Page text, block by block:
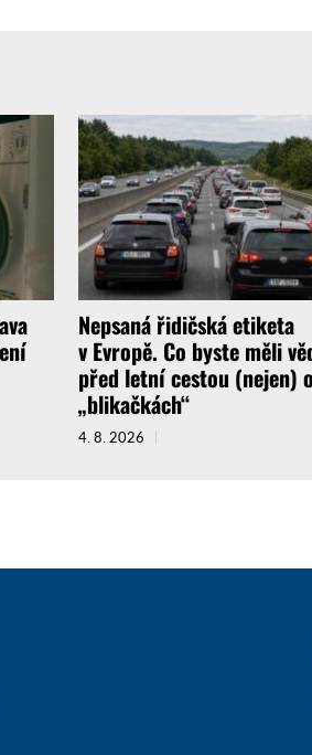
Nepsaná řidičská etiketa
v Evropě. Co byste měli
před letní cestou (nejen) o
„blikačkách“
4. 8. 2026